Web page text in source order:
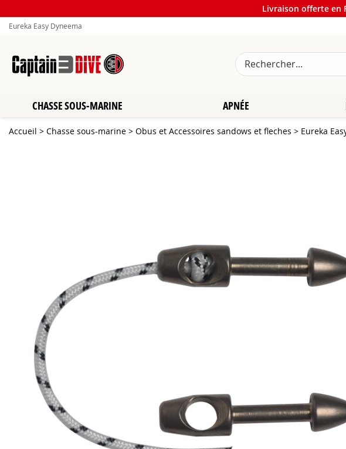
Livraison offerte en
Eureka Easy Dyneema
CHASSE SOUS-MARINE APNÉE
Accueil > Chasse sous-marine > Obus et Accessoires sandows et fleches > Eureka